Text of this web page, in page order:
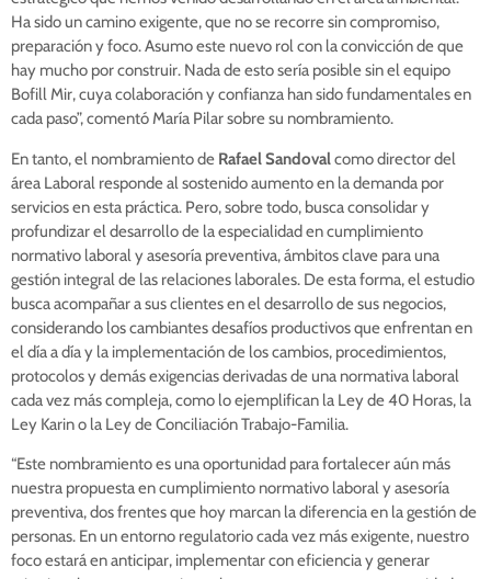
Ha sido un camino exigente, que no se recorre sin compromiso,
preparación y foco. Asumo este nuevo rol con la convicción de que
hay mucho por construir. Nada de esto sería posible sin el equipo
Bofill Mir, cuya colaboración y confianza han sido fundamentales en
cada paso”, comentó María Pilar sobre su nombramiento.
En tanto, el nombramiento de Rafael Sandovalcomo director del
área Laboral responde al sostenido aumento en la demanda por
servicios en esta práctica. Pero, sobre todo, busca consolidar y
profundizar el desarrollo de la especialidad en cumplimiento
normativo laboral y asesoría preventiva, ámbitos clave para una
gestión integral de las relaciones laborales. De esta forma, el estudio
busca acompañar a sus clientes en el desarrollo de sus negocios,
considerando los cambiantes desafíos productivos que enfrentan en
el día a día y la implementación de los cambios, procedimientos,
protocolos y demás exigencias derivadas de una normativa laboral
cada vez más compleja, como lo ejemplifican la Ley de 40 Horas, la
Ley Karin o la Ley de Conciliación Trabajo-Familia.
“Este nombramiento es una oportunidad para fortalecer aún más
nuestra propuesta en cumplimiento normativo laboral y asesoría
preventiva, dos frentes que hoy marcan la diferencia en la gestión de
personas. En un entorno regulatorio cada vez más exigente, nuestro
foco estará en anticipar, implementar con eficiencia y generar